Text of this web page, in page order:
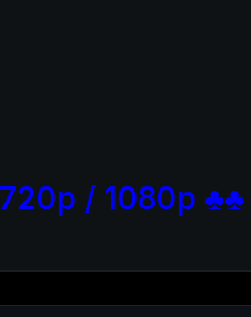
/ 1080p ♣♣